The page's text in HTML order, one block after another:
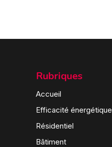
Rubriques
Accueil
Efficacité énergétique
Résidentiel
Bâtiment